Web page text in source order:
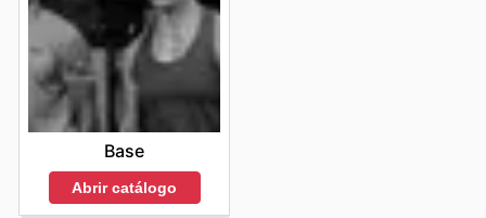
Base
Abrir catálogo